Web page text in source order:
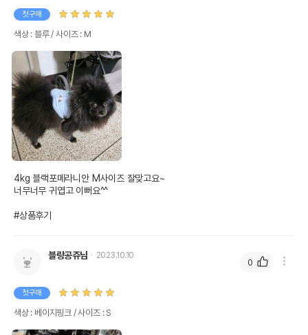
첫구매
색상 : 블루 / 사이즈 : M
4kg 블랙포메라니안 M사이즈 잘맞고요~
너무너무 귀엽고 이뻐요^^
#상품후기
블랑공쥬님 2023.10.10
첫구매
색상 : 베이지핑크 / 사이즈 : S
0